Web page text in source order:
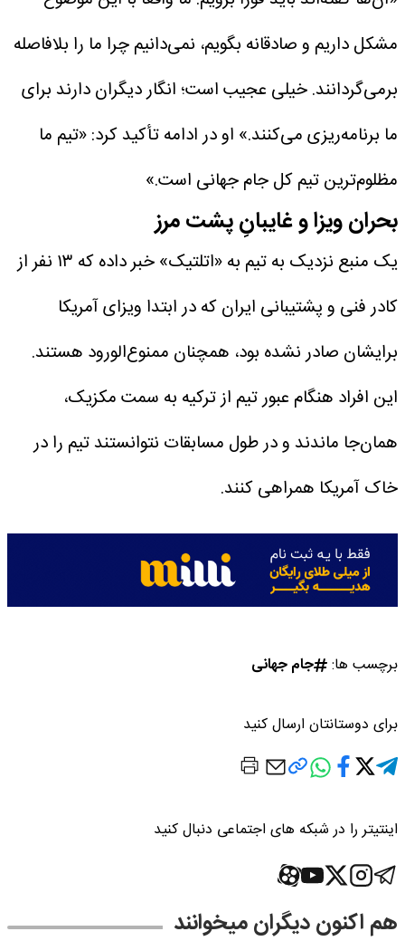
مشکل داریم و صادقانه بگویم، نمی‌دانیم چرا ما را بلافاصله
برمی‌گردانند. خیلی عجیب است؛ انگار دیگران دارند برای
ما برنامه‌ریزی می‌کنند.» او در ادامه تأکید کرد: «تیم ما
مظلوم‌ترین تیم کل جام جهانی است.»
بحران ویزا و غایبانِ پشت مرز
یک منبع نزدیک به تیم به «اتلتیک» خبر داده که ۱۳ نفر از
کادر فنی و پشتیبانی ایران که در ابتدا ویزای آمریکا
برایشان صادر نشده بود، همچنان ممنوع‌الورود هستند.
این افراد هنگام عبور تیم از ترکیه به سمت مکزیک،
همان‌جا ماندند و در طول مسابقات نتوانستند تیم را در
خاک آمریکا همراهی کنند.
برچسب ها: جام جهانی
برای دوستانتان ارسال کنید
اینتیتر را در شبکه های اجتماعی دنبال کنید
هم اکنون دیگران میخوانند